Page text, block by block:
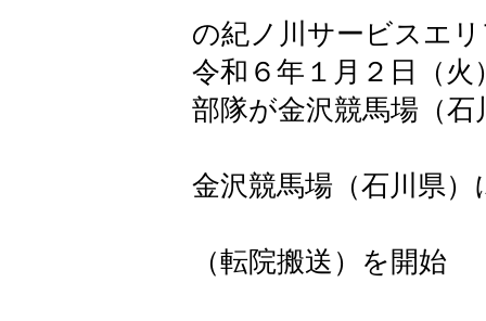
の紀ノ川サービスエ
令和６年１月２日
部隊が金沢競馬場（石
金沢競馬場（石川県）
（転院搬送）を開始